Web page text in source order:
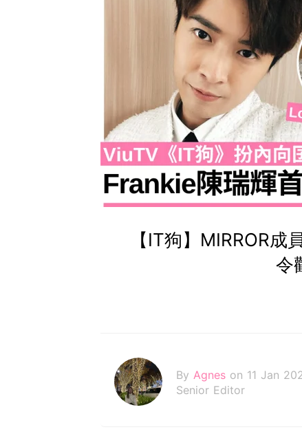
【IT狗】MIRROR
令
By Agnes on 11 Jan
Senior Editor